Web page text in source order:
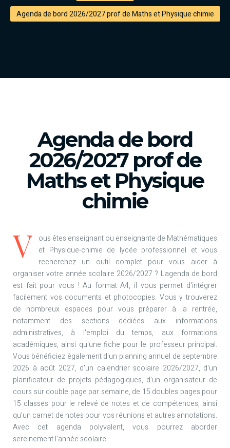
Agenda de bord 2026/2027 prof de Maths et Physique chimie
Agenda de bord
2026/2027 prof de
Maths et Physique
chimie
V
ous êtes enseignant ou enseignante de Mathématiques
et Physique-chimie de lycée professionnel et vous
recherchez un outil complet pour vous aider à
organiser votre année scolaire 2026/2027 ? L'agenda de bord
est fait pour vous ! Au format A4, il vous permet d'intégrer
facilement vos documents et photocopies. Vous y trouverez
de nombreux espaces pour vous préparer à la rentrée,
notamment des sections dédiées aux informations
administratives, à l'emploi du temps, aux formations
académiques, ainsi qu'une fiche pour le professeur principal.
Vous bénéficiez également d'un planning annuel de septembre
2026 à août 2027, d'un calendrier scolaire 2026/2027, d'un
planificateur de projets pédagogiques, d'un organisateur de
cours sur double page par semaine, de 15 doubles pages pour
15 classes pour le relevé de notes et de compétences, ainsi
qu'un carnet de notes pour vos réunions et autres annotations.
Avec cet agenda polyvalent, vous pourrez aborder
sereinement l'année scolaire.